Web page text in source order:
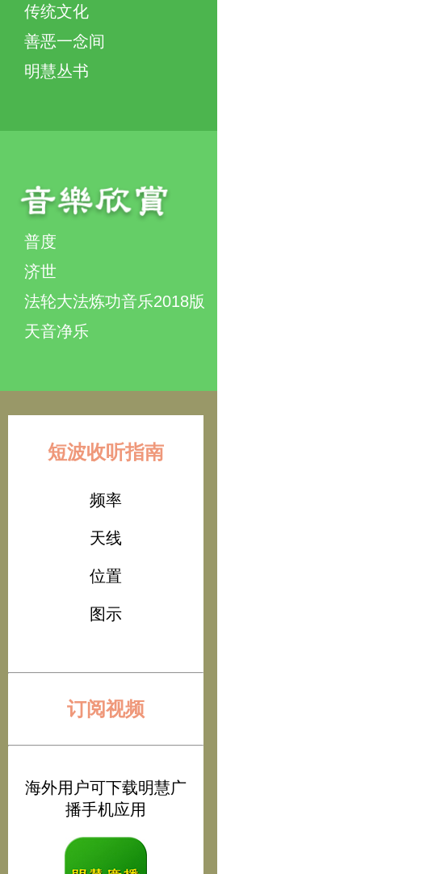
传统文化
善恶一念间
明慧丛书
普度
济世
法轮大法炼功音乐2018版
天音净乐
短波收听指南
频率
天线
位置
图示
订阅视频
海外用户可下载明慧广
播手机应用